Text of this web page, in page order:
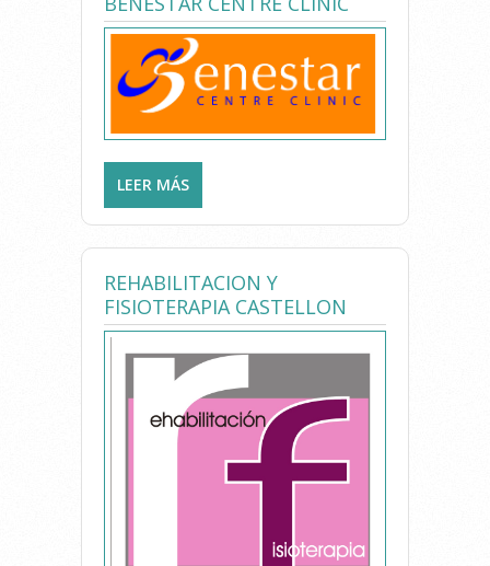
LEER MÁS
CLINIC
REHABILITACION Y
FISIOTERAPIA CASTELLON